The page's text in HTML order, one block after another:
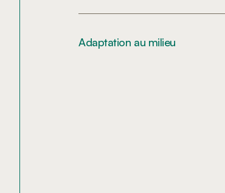
Adaptation au milieu